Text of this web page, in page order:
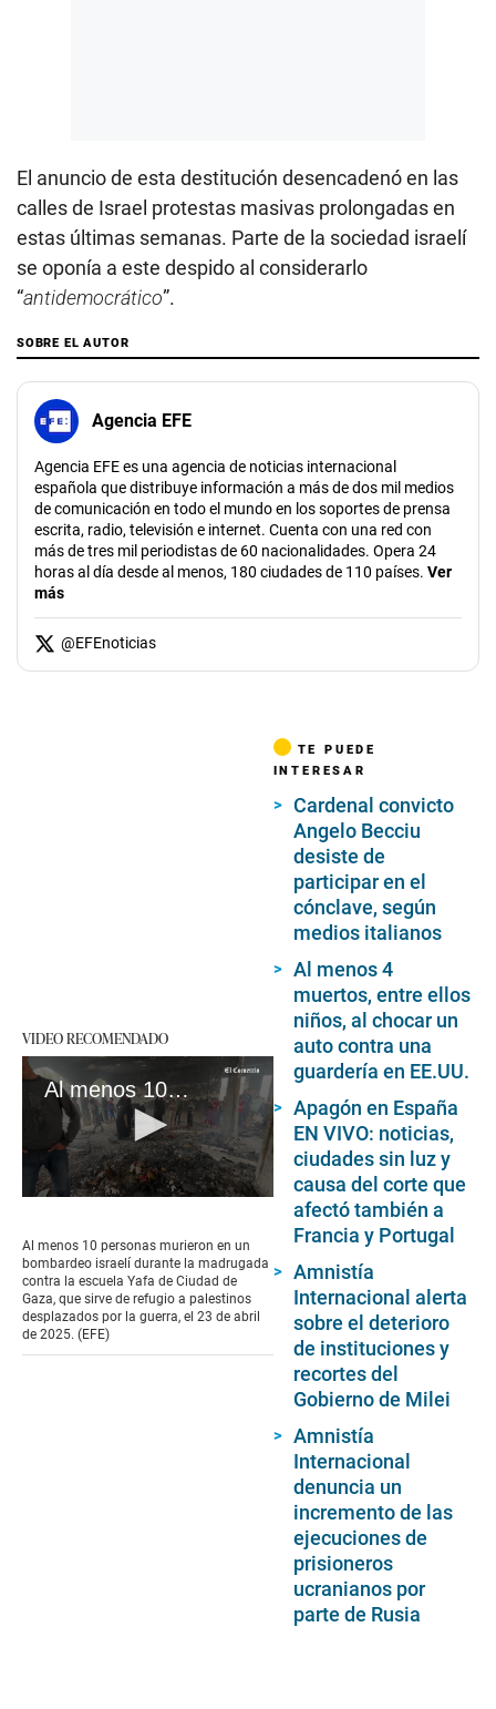
El anuncio de esta destitución desencadenó en las
calles de Israel protestas masivas prolongadas en
estas últimas semanas. Parte de la sociedad israelí
se oponía a este despido al considerarlo
“antidemocrático”.
SOBRE EL AUTOR
Agencia EFE
Agencia EFE es una agencia de noticias internacional
española que distribuye información a más de dos mil medios
de comunicación en todo el mundo en los soportes de prensa
escrita, radio, televisión e internet. Cuenta con una red con
más de tres mil periodistas de 60 nacionalidades. Opera 24
horas al día desde al menos, 180 ciudades de 110 países. Ver
más
@EFEnoticias
VIDEO RECOMENDADO
Al menos 10 muertos en un nuevo ataque israelí contra un refugio para desplazados en Gaza
of
1
minute,
16
seconds
Al menos 10 personas murieron en un
bombardeo israelí durante la madrugada
contra la escuela Yafa de Ciudad de
Gaza, que sirve de refugio a palestinos
desplazados por la guerra, el 23 de abril
de 2025. (EFE)
TE PUEDE
INTERESAR
Cardenal convicto
Angelo Becciu
desiste de
participar en el
cónclave, según
medios italianos
Al menos 4
muertos, entre ellos
niños, al chocar un
auto contra una
guardería en EE.UU.
Apagón en España
EN VIVO: noticias,
ciudades sin luz y
causa del corte que
afectó también a
Francia y Portugal
Amnistía
Internacional alerta
sobre el deterioro
de instituciones y
recortes del
Gobierno de Milei
Amnistía
Internacional
denuncia un
incremento de las
ejecuciones de
prisioneros
ucranianos por
parte de Rusia